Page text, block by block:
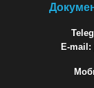
E-